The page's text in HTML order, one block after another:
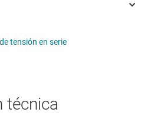
tensión en serie
técnica